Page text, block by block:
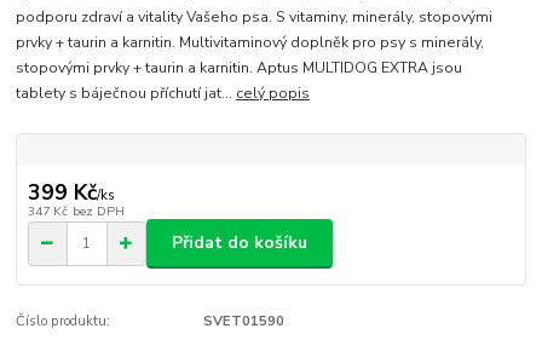
podporu zdraví a vitality Vašeho psa. S vitaminy, minerály, stopovými
prvky + taurin a karnitin. Multivitaminový doplněk pro psy s minerály,
stopovými prvky + taurin a karnitin. Aptus MULTIDOG EXTRA jsou
tablety s báječnou příchutí jat... celý popis
399 Kč/ks
347 Kč bez DPH
Přidat do košíku
Číslo produktu: SVET01590